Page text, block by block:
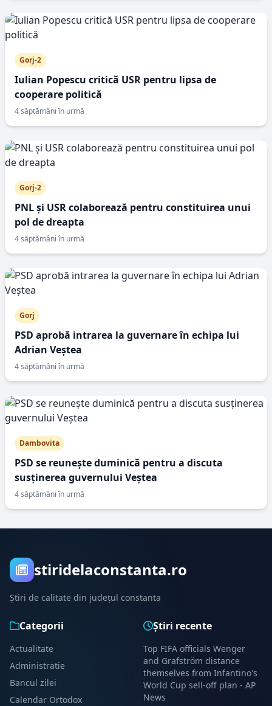
Gorj-2
Iulian Popescu critică USR pentru lipsa de
cooperare politică
4 săptămâni în urmă
Gorj-2
PNL și USR colaborează pentru constituirea unui
pol de dreapta
4 săptămâni în urmă
Gorj
PSD aprobă intrarea la guvernare în echipa lui
Adrian Veștea
4 săptămâni în urmă
Dambovita
PSD se reunește duminică pentru a discuta
susținerea guvernului Veștea
4 săptămâni în urmă
stiridelaconstanta.ro
Știri de calitate din județul constanta
Categorii
Actualitate
Administratie
Bancul zilei
Calendar Ortodox
Știri recente
Top FIFA officials Wenger
and Grafström distance
themselves from Infantino's
World Cup sell-off plan - AP
News